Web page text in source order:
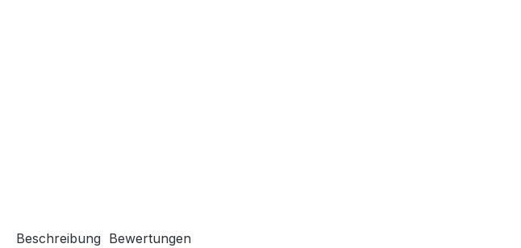
Beschreibung Bewertungen